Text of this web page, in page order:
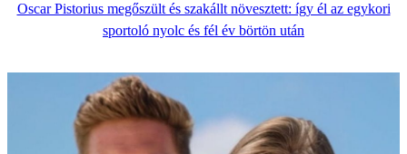
Oscar Pistorius megőszült és szakállt növesztett: így él az egykori
sportoló nyolc és fél év börtön után